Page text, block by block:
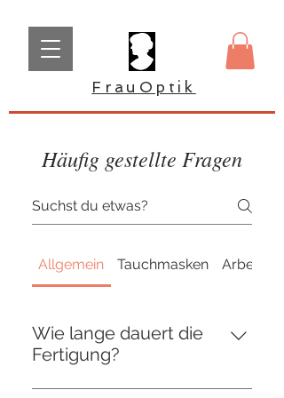
FrauOptik
Häufig gestellte Fragen
Allgemein Tauchmasken
Wie lange dauert die
Fertigung?
Die Herstellung Ihrer optischen